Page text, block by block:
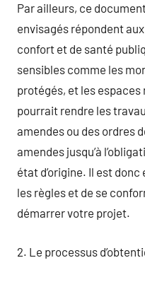
Par ailleurs, ce
envisagés répondent
confort et de santé
sensibles comme les
protégés, et les espaces
pourrait rendre les
amendes ou des ordres
amendes jusqu’à
état d’origine. Il est
les règles et de se
démarrer votre projet.
2. Le processus